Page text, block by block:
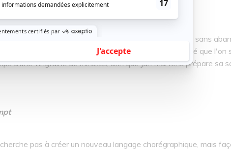
sortir de la salle.
sur le recommencement et la force de continuer sans
un cri de survie d’une mère en deuil. C’est bouleversé que
d’une vingtaine de minutes, afin que Jan Martens prépare sa
pas à créer un nouveau langage chorégraphique, mais